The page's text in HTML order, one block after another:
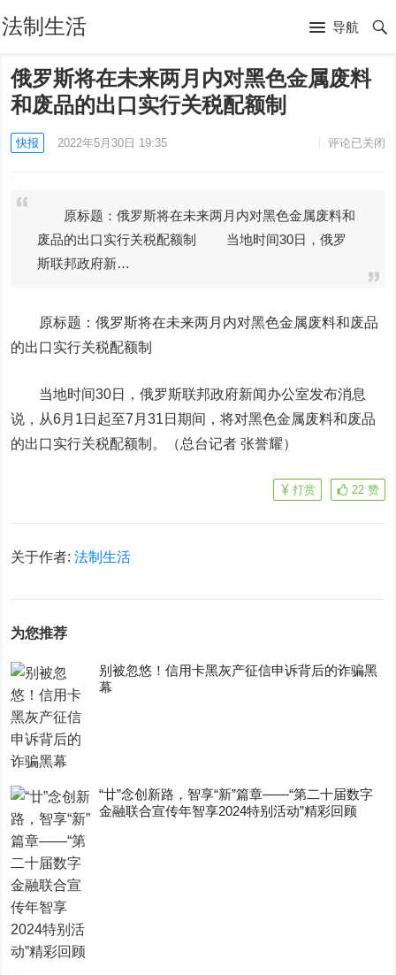
法制生活 导航
俄罗斯将在未来两月内对黑色金属废料
和废品的出口实行关税配额制
快报 2022年5月30日 19:35 评论已关闭
原标题：俄罗斯将在未来两月内对黑色金属废料和
废品的出口实行关税配额制 当地时间30日，俄罗
斯联邦政府新…
原标题：俄罗斯将在未来两月内对黑色金属废料和废品
的出口实行关税配额制
当地时间30日，俄罗斯联邦政府新闻办公室发布消息
说，从6月1日起至7月31日期间，将对黑色金属废料和废品
的出口实行关税配额制。（总台记者 张誉耀）
22 赞
打赏
关于作者:法制生活
为您推荐
别被忽悠！信用卡黑灰产征信申诉背后的诈骗黑
幕
“廿”念创新路，智享“新”篇章——“第二十届数字
金融联合宣传年智享2024特别活动”精彩回顾